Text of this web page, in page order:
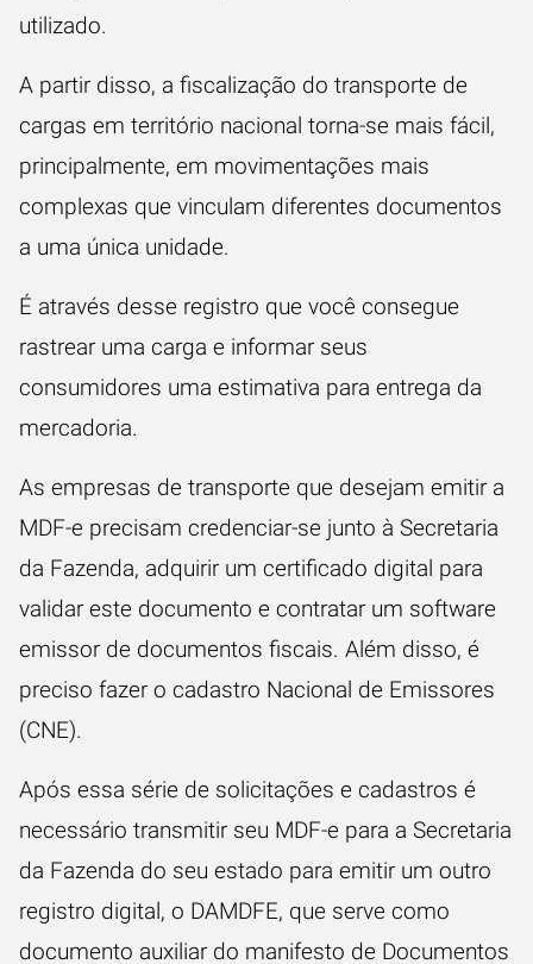
utilizado.
A partir disso, a fiscalização do transporte de
cargas em território nacional torna-se mais fácil,
principalmente, em movimentações mais
complexas que vinculam diferentes documentos
a uma única unidade.
É através desse registro que você consegue
rastrear uma carga e informar seus
consumidores uma estimativa para entrega da
mercadoria.
As empresas de transporte que desejam emitir a
MDF-e precisam credenciar-se junto à Secretaria
da Fazenda, adquirir um certificado digital para
validar este documento e contratar um software
emissor de documentos fiscais. Além disso, é
preciso fazer o cadastro Nacional de Emissores
(CNE).
Após essa série de solicitações e cadastros é
necessário transmitir seu MDF-e para a Secretaria
da Fazenda do seu estado para emitir um outro
registro digital, o DAMDFE, que serve como
documento auxiliar do manifesto de Documentos